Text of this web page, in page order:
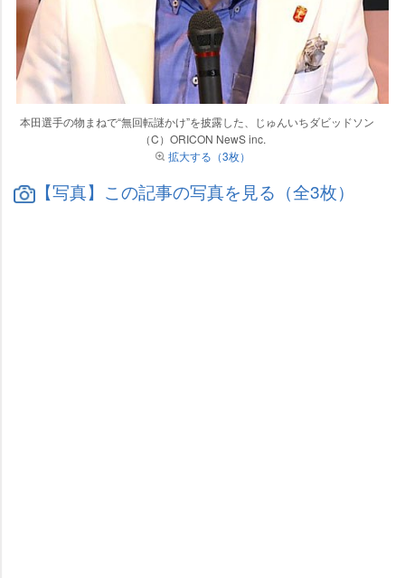
本田選手の物まねで“無回転謎かけ”を披露した、じゅんいちダビッドソン
（C）ORICON NewS inc.
拡大する（3枚）
【写真】この記事の写真を見る（全3枚）